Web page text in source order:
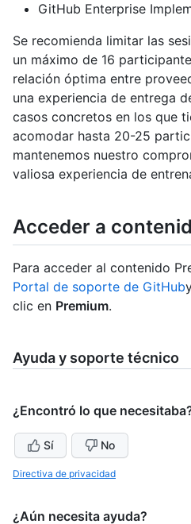
GitHub Enterprise
Se recomienda limitar las
un máximo de 16
relación óptima entre
una experiencia de entrega
casos concretos en los que
acomodar hasta 20-25
mantenemos nuestro
valiosa experiencia de
Acceder a
Para acceder al contenido
Portal de soporte de GitHub
clic en Premium.
Ayuda y soporte técnico
¿Encontró lo que
Sí No
Directiva de privacidad
¿Aún necesita ayuda?